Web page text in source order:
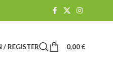
/ REGISTER 0,00€